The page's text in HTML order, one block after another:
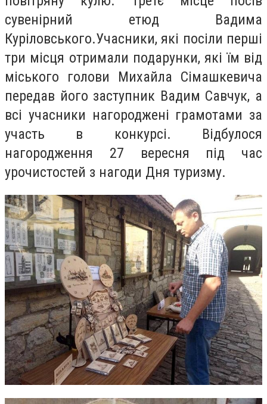
сувенірний етюд Вадима
Куріловського.Учасники, які посіли перші
три місця отримали подарунки, які їм від
міського голови Михайла Сімашкевича
передав його заступник Вадим Савчук, а
всі учасники нагороджені грамотами за
участь в конкурсі. Відбулося
нагородження 27 вересня під час
урочистостей з нагоди Дня туризму.